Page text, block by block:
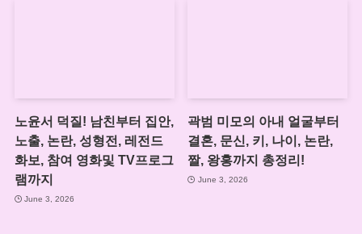
노윤서 덕질! 남친부터 집안,
노출, 논란, 성형전, 레전드
화보, 참여 영화및 TV프로그
램까지
June 3, 2026
곽범 미모의 아내 얼굴부터
결혼, 문신, 키, 나이, 논란,
짤, 왕홍까지 총정리!
June 3, 2026